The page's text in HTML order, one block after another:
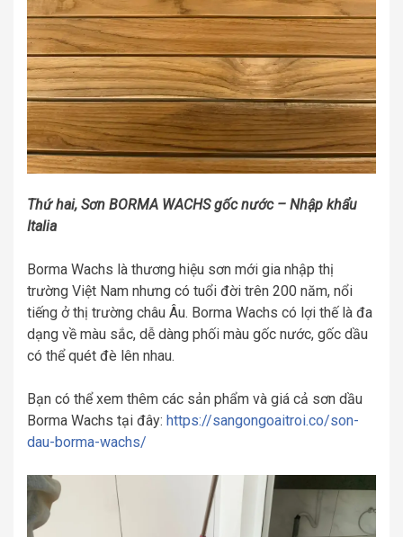
Thứ hai, Sơn BORMA WACHS gốc nước – Nhập khẩu
Italia
Borma Wachs là thương hiệu sơn mới gia nhập thị
trường Việt Nam nhưng có tuổi đời trên 200 năm, nổi
tiếng ở thị trường châu Âu. Borma Wachs có lợi thế là đa
dạng về màu sắc, dễ dàng phối màu gốc nước, gốc dầu
có thể quét đè lên nhau.
Bạn có thể xem thêm các sản phẩm và giá cả sơn dầu
Borma Wachs tại đây: https://sangongoaitroi.co/son-
dau-borma-wachs/